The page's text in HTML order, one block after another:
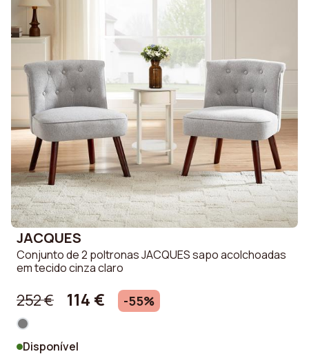
JACQUES
Conjunto de 2 poltronas JACQUES sapo acolchoadas
em tecido cinza claro
252 € 114 € -55%
Disponível